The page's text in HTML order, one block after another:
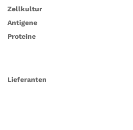
Zellkultur
Antigene
Proteine
Lieferanten